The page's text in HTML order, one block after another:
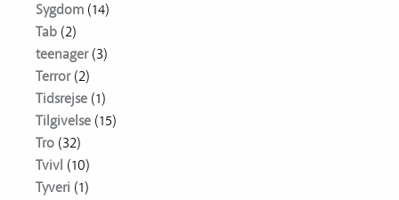
Sygdom (14)
Tab (2)
teenager(3)
Terror(2)
Tidsrejse (1)
Tilgivelse (15)
Tro (32)
Tvivl (10)
Tyveri (1)